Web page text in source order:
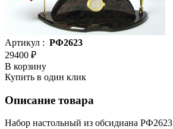
Артикул : РФ2623
29400 ₽
В корзину
Купить в один клик
Описание товара
Набор настольный из обсидиана РФ2623